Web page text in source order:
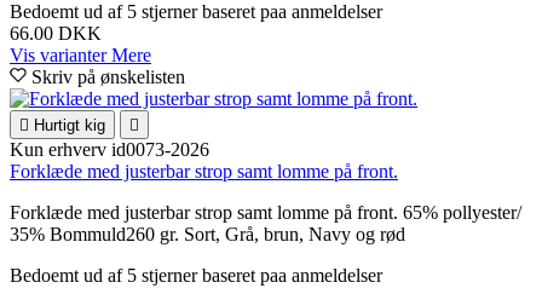
Bedoemt ud af 5 stjerner baseret paa anmeldelser
66.00 DKK
Vis varianterMere
Skriv på ønskelisten
 Hurtigt kig 
Kun erhverv id0073-2026
Forklæde med justerbar strop samt lomme på front.
Forklæde med justerbar strop samt lomme på front. 65% pollyester/
35% Bommuld260 gr. Sort, Grå, brun, Navy og rød
Bedoemt ud af 5 stjerner baseret paa anmeldelser